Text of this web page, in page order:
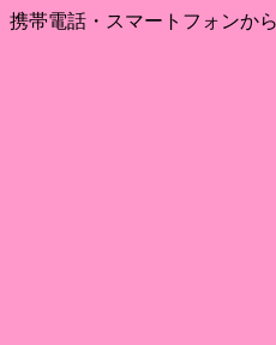
携帯電話・スマートフォンか